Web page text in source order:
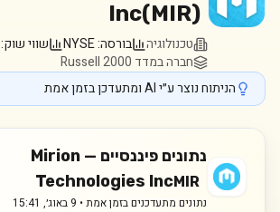
Inc(MIR)
טכנולוגיה בורסה:NYSE שווי שוק:
חברה במדד Russell 2000
הניתוח נוצר ע״י AI ומתעדכן בזמן אמת
נתונים פיננסיים — Mirion
Technologies IncMIR
נתונים מתעדכנים בזמן אמת • 9 באוג׳, 15:41